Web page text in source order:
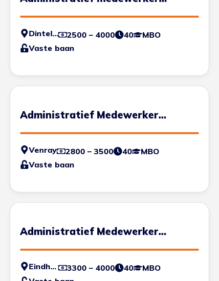
transport
Dinteloord 2500 – 4000 40
MBO
Vaste baan
Administratief Medewerker
Transport
Venray 2800 – 3500 40
MBO
Vaste baan
Administratief Medewerker
Transport
Eindhoven 3300 – 4000 40
MBO